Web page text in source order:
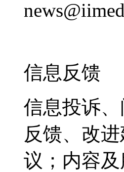
信息反馈
信息投诉
反馈、改进
议；内容